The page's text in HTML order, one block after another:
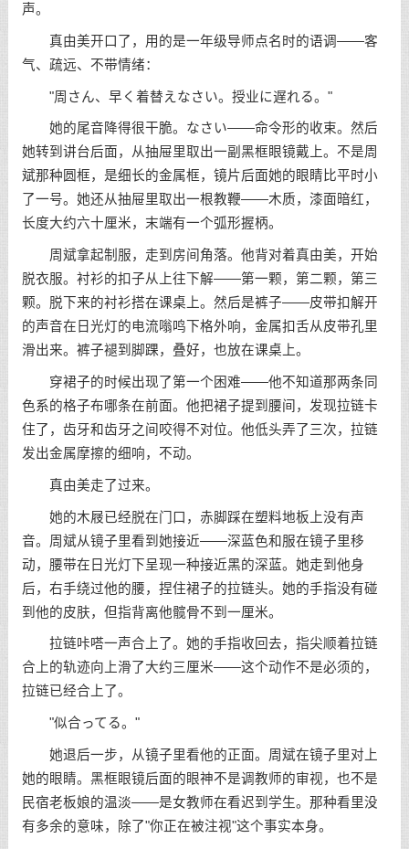
声。
真由美开口了，用的是一年级导师点名时的语调——客
气、疏远、不带情绪：
"周さん、早く着替えなさい。授业に遅れる。"
她的尾音降得很干脆。なさい——命令形的收束。然后
她转到讲台后面，从抽屉里取出一副黑框眼镜戴上。不是周
斌那种圆框，是细长的金属框，镜片后面她的眼睛比平时小
了一号。她还从抽屉里取出一根教鞭——木质，漆面暗红，
长度大约六十厘米，末端有一个弧形握柄。
周斌拿起制服，走到房间角落。他背对着真由美，开始
脱衣服。衬衫的扣子从上往下解——第一颗，第二颗，第三
颗。脱下来的衬衫搭在课桌上。然后是裤子——皮带扣解开
的声音在日光灯的电流嗡鸣下格外响，金属扣舌从皮带孔里
滑出来。裤子褪到脚踝，叠好，也放在课桌上。
穿裙子的时候出现了第一个困难——他不知道那两条同
色系的格子布哪条在前面。他把裙子提到腰间，发现拉链卡
住了，齿牙和齿牙之间咬得不对位。他低头弄了三次，拉链
发出金属摩擦的细响，不动。
真由美走了过来。
她的木屐已经脱在门口，赤脚踩在塑料地板上没有声
音。周斌从镜子里看到她接近——深蓝色和服在镜子里移
动，腰带在日光灯下呈现一种接近黑的深蓝。她走到他身
后，右手绕过他的腰，捏住裙子的拉链头。她的手指没有碰
到他的皮肤，但指背离他髋骨不到一厘米。
拉链咔嗒一声合上了。她的手指收回去，指尖顺着拉链
合上的轨迹向上滑了大约三厘米——这个动作不是必须的，
拉链已经合上了。
"似合ってる。"
她退后一步，从镜子里看他的正面。周斌在镜子里对上
她的眼睛。黑框眼镜后面的眼神不是调教师的审视，也不是
民宿老板娘的温淡——是女教师在看迟到学生。那种看里没
有多余的意味，除了"你正在被注视"这个事实本身。